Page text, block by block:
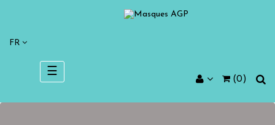
Basculer
la
☰
(0)
FR